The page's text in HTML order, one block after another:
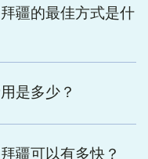
疆的最佳方式是什
是多少？
疆可以有多快？